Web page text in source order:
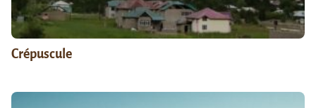
Crépuscule